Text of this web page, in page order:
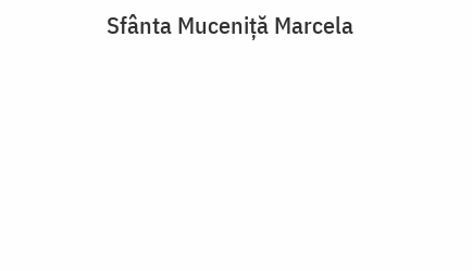
Sfânta Muceniță Marcela